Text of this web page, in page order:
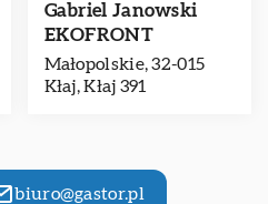
Gabriel Janowski
EKOFRONT
Małopolskie, 32-015
Kłaj, Kłaj 391
biuro@gastor.pl